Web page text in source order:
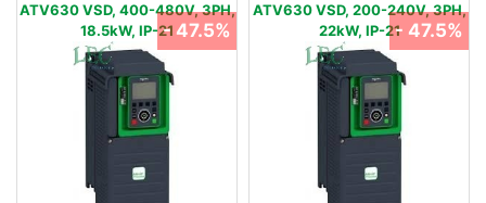
ATV630 VSD, 400-480V, 3PH,
18.5kW, IP-21- 47.5%
ATV630 VSD, 200-240V, 3PH,
22kW, IP-21- 47.5%